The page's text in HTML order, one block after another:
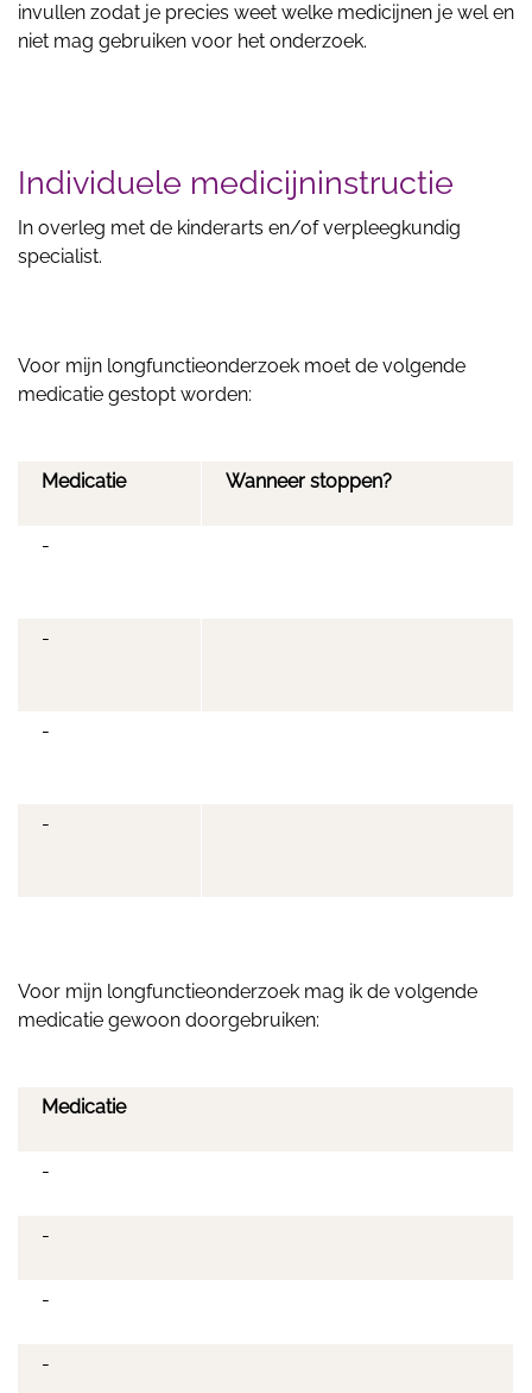
invullen zodat je precies weet welke medicijnen je wel en
niet mag gebruiken voor het onderzoek.
Individuele medicijninstructie
In overleg met de kinderarts en/of verpleegkundig
specialist.
Voor mijn longfunctieonderzoek moet de volgende
medicatie gestopt worden:
Medicatie Wanneer stoppen?
-
-
-
-
Voor mijn longfunctieonderzoek mag ik de volgende
medicatie gewoon doorgebruiken:
Medicatie
-
-
-
-